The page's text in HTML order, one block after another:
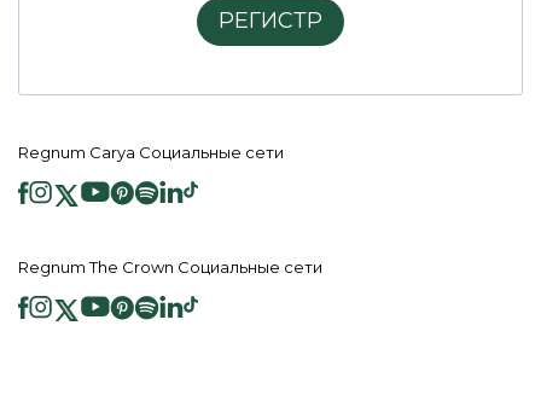
РЕГИСТР
Regnum Carya Социальные сети
Regnum The Crown Социальные сети